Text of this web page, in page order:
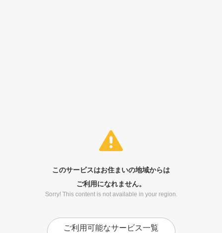
このサービスはお住まいの地域からは
ご利用になれません。
Sorry! This content is not available in your region.
ご利用可能なサービス一覧